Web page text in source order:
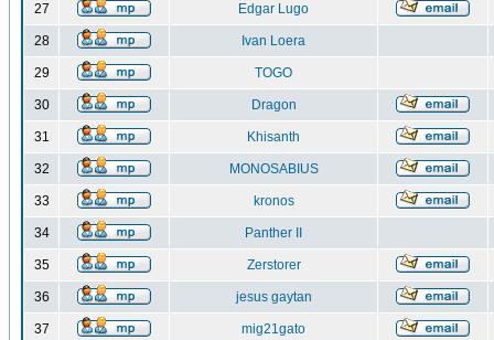
27 Edgar Lugo
28 Ivan Loera
29 TOGO
30 Dragon
31 Khisanth
32 MONOSABIUS
33 kronos
34 Panther II
35 Zerstorer
36 jesus gaytan
37 mig21gato